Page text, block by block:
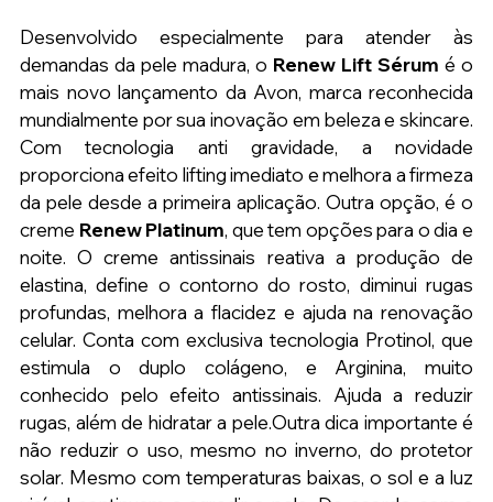
Desenvolvido especialmente para atender às
demandas da pele madura, o Renew Lift Sérum é o
mais novo lançamento da Avon, marca reconhecida
mundialmente por sua inovação em beleza e skincare.
Com tecnologia anti gravidade, a novidade
proporciona efeito lifting imediato e melhora a firmeza
da pele desde a primeira aplicação. Outra opção, é o
creme Renew Platinum, que tem opções para o dia e
noite. O creme antissinais reativa a produção de
elastina, define o contorno do rosto, diminui rugas
profundas, melhora a flacidez e ajuda na renovação
celular. Conta com exclusiva tecnologia Protinol, que
estimula o duplo colágeno, e Arginina, muito
conhecido pelo efeito antissinais. Ajuda a reduzir
rugas, além de hidratar a pele.Outra dica importante é
não reduzir o uso, mesmo no inverno, do protetor
solar. Mesmo com temperaturas baixas, o sol e a luz